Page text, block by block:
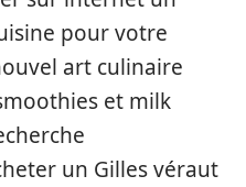
pour votre
art culinaire
et milk
un Gilles véraut